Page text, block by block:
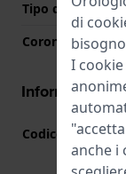
Tipo di vetro
Corona
Informazioni
Codice
di
I
anche i